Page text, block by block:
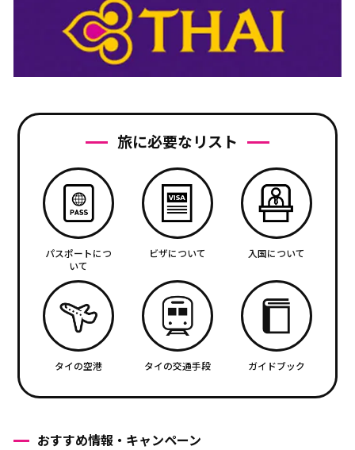
旅に必要なリスト
パスポートにつ
いて
ビザについて 入国について
タイの空港 タイの交通手段 ガイドブック
おすすめ情報・キャンペーン